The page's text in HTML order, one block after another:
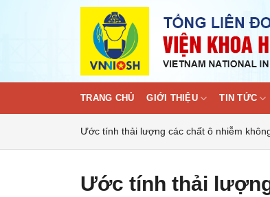
TRANG CHỦ GIỚI THIỆU TIN TỨC
Ước tính thải lượng các chất ô nhiễm
Ước tính thải